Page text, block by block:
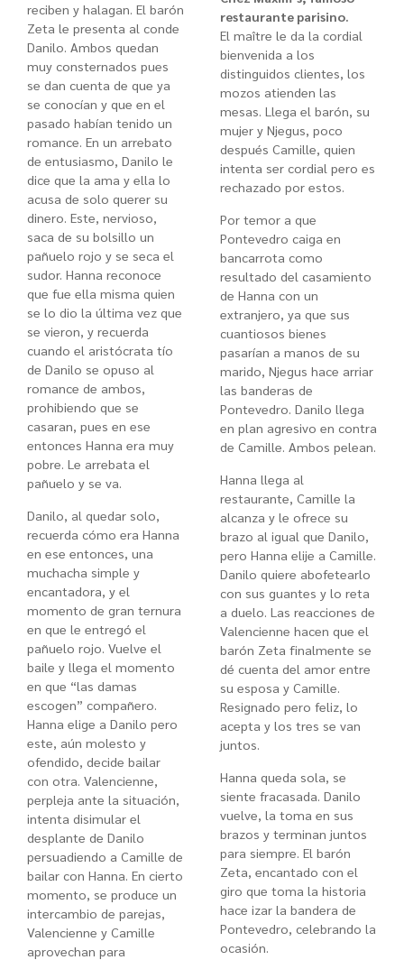
reciben y halagan. El barón
Zeta le presenta al conde
Danilo. Ambos quedan
muy consternados pues
se dan cuenta de que ya
se conocían y que en el
pasado habían tenido un
romance. En un arrebato
de entusiasmo, Danilo le
dice que la ama y ella lo
acusa de solo querer su
dinero. Este, nervioso,
saca de su bolsillo un
pañuelo rojo y se seca el
sudor. Hanna reconoce
que fue ella misma quien
se lo dio la última vez que
se vieron, y recuerda
cuando el aristócrata tío
de Danilo se opuso al
romance de ambos,
prohibiendo que se
casaran, pues en ese
entonces Hanna era muy
pobre. Le arrebata el
pañuelo y se va.
Danilo, al quedar solo,
recuerda cómo era Hanna
en ese entonces, una
muchacha simple y
encantadora, y el
momento de gran ternura
en que le entregó el
pañuelo rojo. Vuelve el
baile y llega el momento
en que “las damas
escogen” compañero.
Hanna elige a Danilo pero
este, aún molesto y
ofendido, decide bailar
con otra. Valencienne,
perpleja ante la situación,
intenta disimular el
desplante de Danilo
persuadiendo a Camille de
bailar con Hanna. En cierto
momento, se produce un
intercambio de parejas,
Valencienne y Camille
aprovechan para
restaurante parisino.
El maître le da la cordial
bienvenida a los
distinguidos clientes, los
mozos atienden las
mesas. Llega el barón, su
mujer y Njegus, poco
después Camille, quien
intenta ser cordial pero es
rechazado por estos.
Por temor a que
Pontevedro caiga en
bancarrota como
resultado del casamiento
de Hanna con un
extranjero, ya que sus
cuantiosos bienes
pasarían a manos de su
marido, Njegus hace arriar
las banderas de
Pontevedro. Danilo llega
en plan agresivo en contra
de Camille. Ambos pelean.
Hanna llega al
restaurante, Camille la
alcanza y le ofrece su
brazo al igual que Danilo,
pero Hanna elije a Camille.
Danilo quiere abofetearlo
con sus guantes y lo reta
a duelo. Las reacciones de
Valencienne hacen que el
barón Zeta finalmente se
dé cuenta del amor entre
su esposa y Camille.
Resignado pero feliz, lo
acepta y los tres se van
juntos.
Hanna queda sola, se
siente fracasada. Danilo
vuelve, la toma en sus
brazos y terminan juntos
para siempre. El barón
Zeta, encantado con el
giro que toma la historia
hace izar la bandera de
Pontevedro, celebrando la
ocasión.